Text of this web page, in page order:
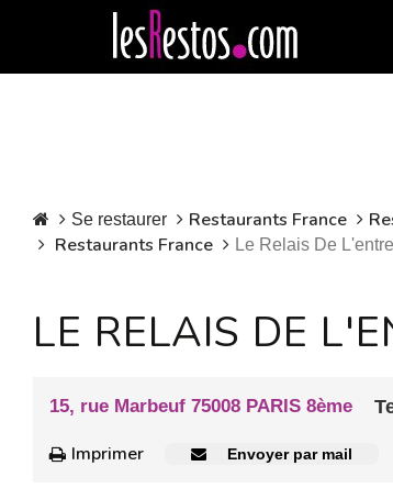
Se restaurer Restaurants France
Restaurants France
Le Relais De
LE RELAIS DE
15, rue Marbeuf 75008 PARIS 8ème
Imprimer
Envoyer par mail